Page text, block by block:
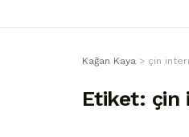
Kağan Kaya > çin
Etiket: çin